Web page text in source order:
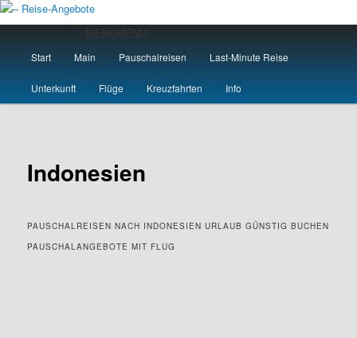
Zum
primären
springen– Reise-Angebote
Start Main Pauschalreisen Last-Minute Reise
Unterkunft Flüge Kreuzfahrten Info
Indonesien
PAUSCHALREISEN NACH INDONESIEN URLAUB GÜNSTIG BUCHEN
PAUSCHALANGEBOTE MIT FLUG